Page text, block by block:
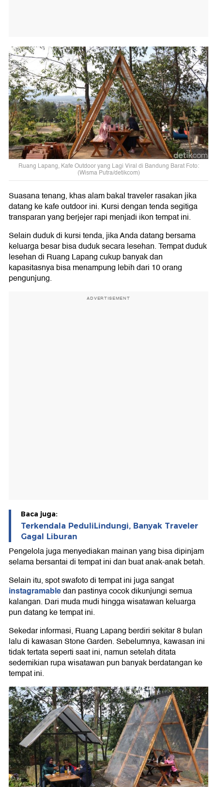
Ruang Lapang, Kafe Outdoor yang Lagi Viral di Bandung Barat Foto:
(Wisma Putra/detikcom)
Suasana tenang, khas alam bakal traveler rasakan jika
datang ke kafe outdoor ini. Kursi dengan tenda segitiga
transparan yang berjejer rapi menjadi ikon tempat ini.
Selain duduk di kursi tenda, jika Anda datang bersama
keluarga besar bisa duduk secara lesehan. Tempat duduk
lesehan di Ruang Lapang cukup banyak dan
kapasitasnya bisa menampung lebih dari 10 orang
pengunjung.
ADVERTISEMENT
Baca juga:
Terkendala PeduliLindungi, Banyak Traveler
Gagal Liburan
Pengelola juga menyediakan mainan yang bisa dipinjam
selama bersantai di tempat ini dan buat anak-anak betah.
Selain itu, spot swafoto di tempat ini juga sangat
instagramabledan pastinya cocok dikunjungi semua
kalangan. Dari muda mudi hingga wisatawan keluarga
pun datang ke tempat ini.
Sekedar informasi, Ruang Lapang berdiri sekitar 8 bulan
lalu di kawasan Stone Garden. Sebelumnya, kawasan ini
tidak tertata seperti saat ini, namun setelah ditata
sedemikian rupa wisatawan pun banyak berdatangan ke
tempat ini.